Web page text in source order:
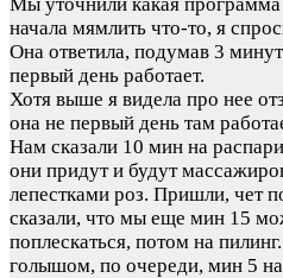
начала мямлить что-то, я
Она ответила, подумав 3
первый день работает.
Хотя выше я видела про нее
она не первый день там
Нам сказали 10 мин на
они придут и будут
лепестками роз. Пришли, чет
сказали, что мы еще мин 15
поплескаться, потом на
голышом, по очереди, мин 5